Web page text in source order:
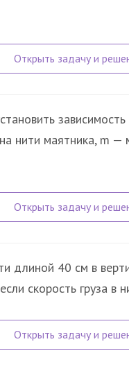
нити маятника, m —
длиной 40 см в
скорость груза